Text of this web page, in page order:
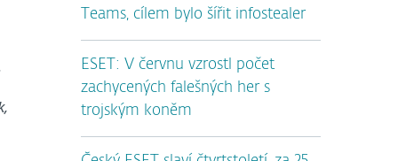
Teams, cílem bylo šířit infostealer
ESET: V červnu vzrostl počet
zachycených falešných her s
trojským koněm